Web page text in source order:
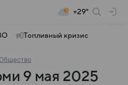
+29°
Топливный кризис
Общество
9 мая 2025